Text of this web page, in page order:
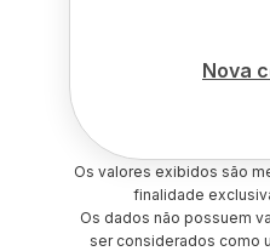
Nova
Os valores exibidos são
finalidade
Os dados não possuem
ser considerados como